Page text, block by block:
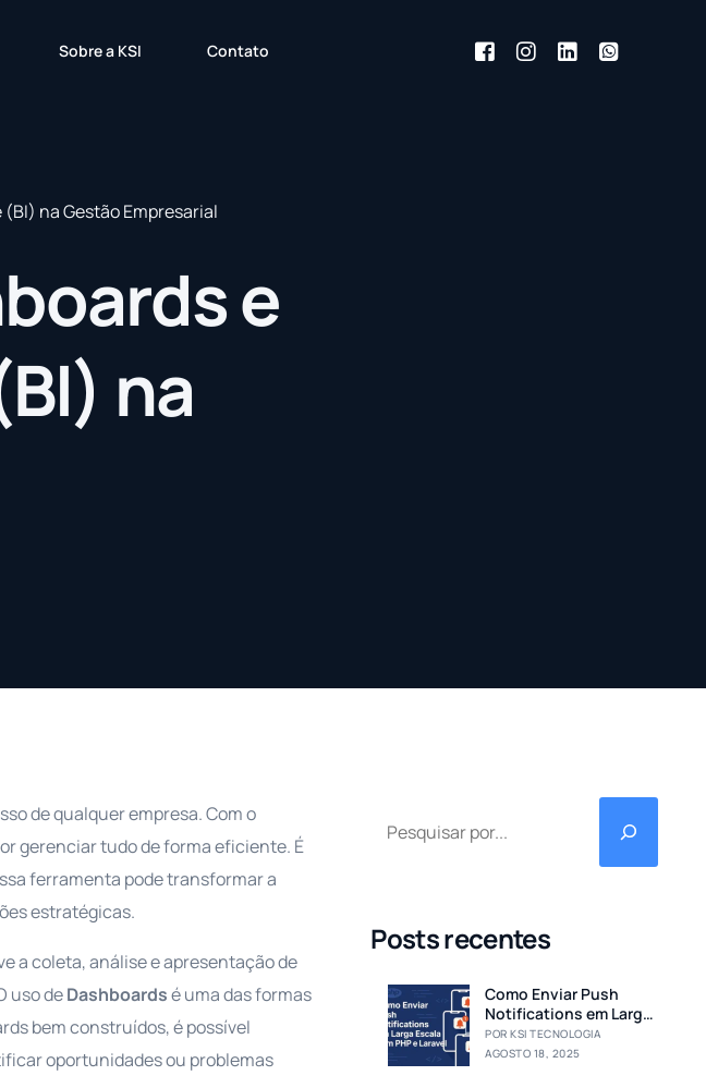
Sobre a KSI Contato
na Gestão Empresarial
e
na
de qualquer empresa. Com o
gerenciar tudo de forma eficiente. É
ferramenta pode transformar a
estratégicas.
a coleta, análise e apresentação de
uso deDashboardsé uma das formas
bem construídos, é possível
oportunidades ou problemas
Posts recentes
Como Enviar Push
Notifications em Larga
Escala com PHP e
Laravel
POR KSI TECNOLOGIA
AGOSTO 18, 2025